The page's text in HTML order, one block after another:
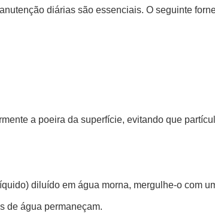
diárias são essenciais. O seguinte
a poeira da superfície, evitando que
diluído em água morna, mergulhe-o com
de água permaneçam.